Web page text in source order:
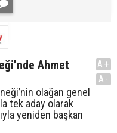
Ahmet
olağan genel
tek aday olarak
yeniden başkan
A+
A-